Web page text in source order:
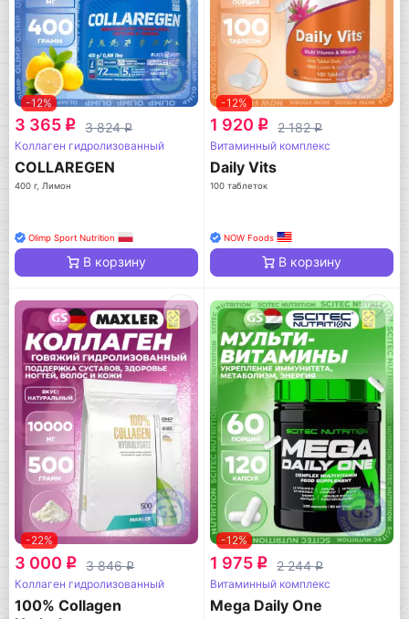
-12%
3 365 q 3 824q
Коллаген гидролизованный
COLLAREGEN
400 г, Лимон
Olimp Sport Nutrition
В корзину
-12%
1 920 q 2 182q
Витаминный комплекс
Daily Vits
100 таблеток
NOW Foods
В корзину
-22%
3 000 q 3 846q
Коллаген гидролизованный
100% Collagen
-12%
1 975 q 2 244q
Витаминный комплекс
Mega Daily One